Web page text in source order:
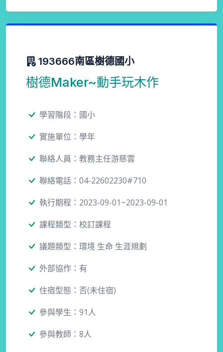
193666南區樹德國小
樹德Maker~動手玩木作
學習階段：國小
實施單位：學年
聯絡人員：教務主任游慈雲
聯絡電話：04-22602230#710
執行期程：2023-09-01~2023-09-01
課程類型：校訂課程
議題類型：環境 生命 生涯規劃
外部協作：有
住宿型態：否(未住宿)
參與學生：91人
參與教師：8人